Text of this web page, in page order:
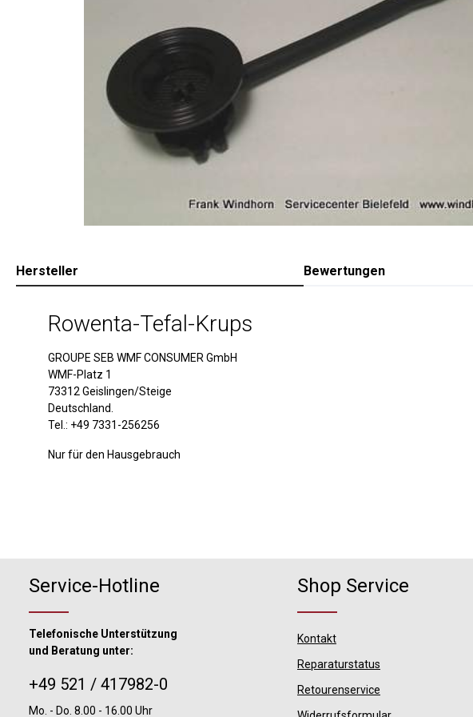
Hersteller Bewertungen
Rowenta-Tefal-Krups
GROUPE SEB WMF CONSUMER GmbH
WMF-Platz 1
73312 Geislingen/Steige
Deutschland.
Tel.: +49 7331-256256
Nur für den Hausgebrauch
Service-Hotline
Telefonische Unterstützung
und Beratung unter:
+49 521 / 417982-0
Mo. - Do. 8.00 - 16.00 Uhr
Shop Service
Kontakt
Reparaturstatus
Retourenservice